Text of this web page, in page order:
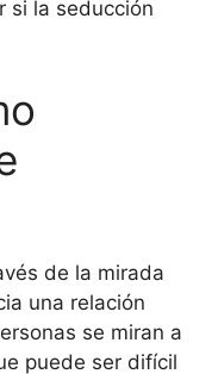
si la seducción
de la mirada
una relación
se miran a
puede ser difícil